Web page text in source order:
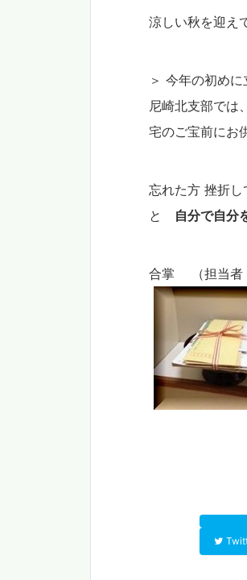
涼しい秋を迎え
＞ 今年の初め
尼崎北支部では
宅のご宝前にお
忘れた方 挫折し
と 自分で自分
合掌 （担当者